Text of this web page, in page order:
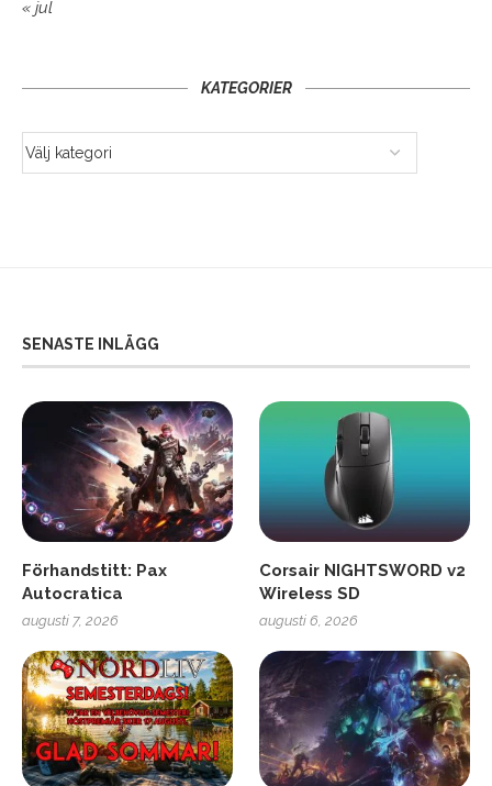
« jul
KATEGORIER
SENASTE INLÄGG
Förhandstitt: Pax
Autocratica
augusti 7, 2026
Corsair NIGHTSWORD v2
Wireless SD
augusti 6, 2026